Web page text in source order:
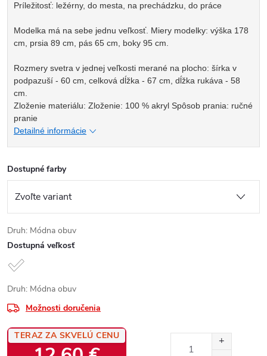
Príležitosť: ležérny, do mesta, na prechádzku, do práce
Modelka má na sebe jednu veľkosť. Miery modelky: výška 178
cm, prsia 89 cm, pás 65 cm, boky 95 cm.
Rozmery svetra v jednej veľkosti merané na plocho: šírka v
podpazuší - 60 cm, celková dĺžka - 67 cm, dĺžka rukáva - 58
cm.
Zloženie materiálu: Zloženie: 100 % akryl Spôsob prania: ručné
pranie
Detailné informácie
Dostupné farby
Druh: Módna obuv
Dostupná veľkosť
Druh: Módna obuv
Možnosti doručenia
TERAZ ZA SKVELÚ CENU